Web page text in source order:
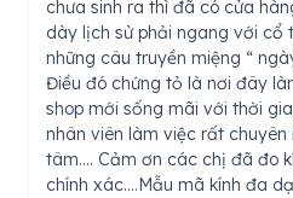
chưa sinh ra thì đã có cửa
dày lịch sử phải ngang với cổ
những câu truyền miệng “
Điều đó chứng tỏ là nơi đây
shop mới sống mãi với thời
nhân viên làm việc rất
tâm…. Cảm ơn các chị đã đo
chính xác….Mẫu mã kính đa